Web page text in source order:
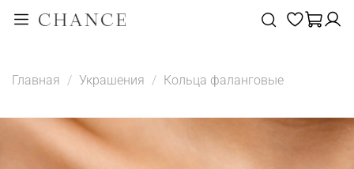
Главная Украшения Кольца фаланговые